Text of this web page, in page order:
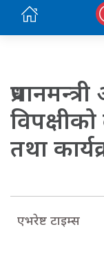
तथा
एभरेष्ट टाइम्स